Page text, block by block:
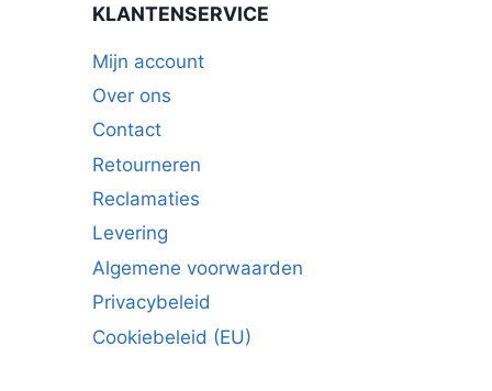
KLANTENSERVICE
Mijn account
Over ons
Contact
Retourneren
Reclamaties
Levering
Algemene voorwaarden
Privacybeleid
Cookiebeleid (EU)